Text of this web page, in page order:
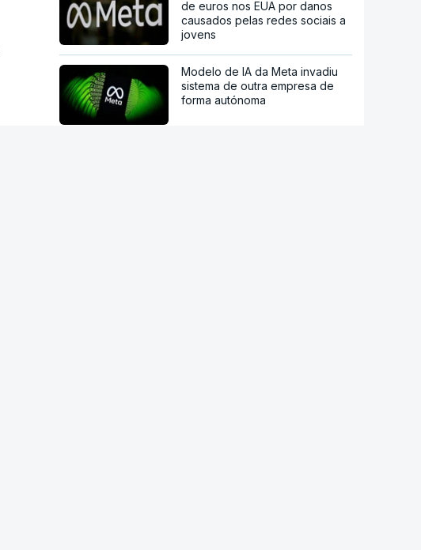
de euros nos EUA por danos
causados pelas redes sociais a
jovens
Modelo de IA da Meta invadiu
sistema de outra empresa de
forma autónoma